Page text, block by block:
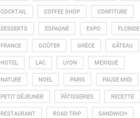
COCKTAIL COFFEE SHOP CONFITURE
DESSERTS ESPAGNE EXPO FLORIDE
FRANCE GOÛTER GRÈCE GÂTEAU
HOTEL LAC LYON MEXIQUE
NATURE NOEL PARIS PAUSE MIDI
PETIT DÉJEUNER PÂTISSERIES RECETTE
RESTAURANT ROAD TRIP SANDWICH